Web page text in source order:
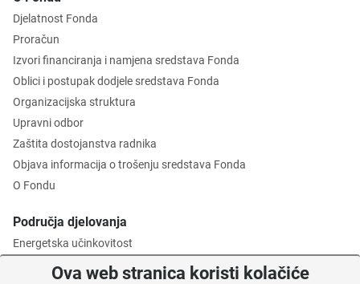
Djelatnost Fonda
Proračun
Izvori financiranja i namjena sredstava Fonda
Oblici i postupak dodjele sredstava Fonda
Organizacijska struktura
Upravni odbor
Zaštita dostojanstva radnika
Objava informacija o trošenju sredstava Fonda
O Fondu
Područja djelovanja
Energetska učinkovitost
Zaštita okolišaOva web stranica koristi kolačiće